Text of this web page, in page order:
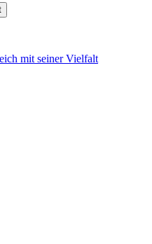
mit seiner Vielfalt